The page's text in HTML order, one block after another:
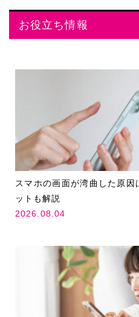
お役立ち情報
スマホの画面が湾曲した原
ットも解説
2026.08.04